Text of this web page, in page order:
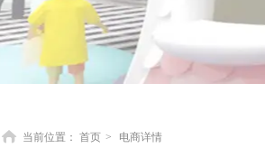
当前位置： 首页 > 电商详情